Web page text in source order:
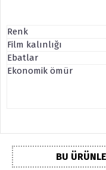
Renk
Film kalınlığı
Ebatlar
Ekonomik ömür
BU